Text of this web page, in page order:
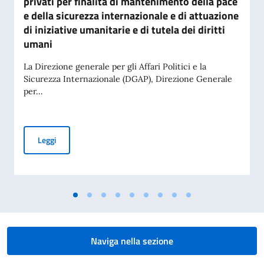
e della sicurezza internazionale e di attuazione
di iniziative umanitarie e di tutela dei diritti
umani
La Direzione generale per gli Affari Politici e la
Sicurezza Internazionale (DGAP), Direzione Generale
per...
LeggiAvviso di pubblicità per contributi a soggetti privati per
Naviga nella sezione